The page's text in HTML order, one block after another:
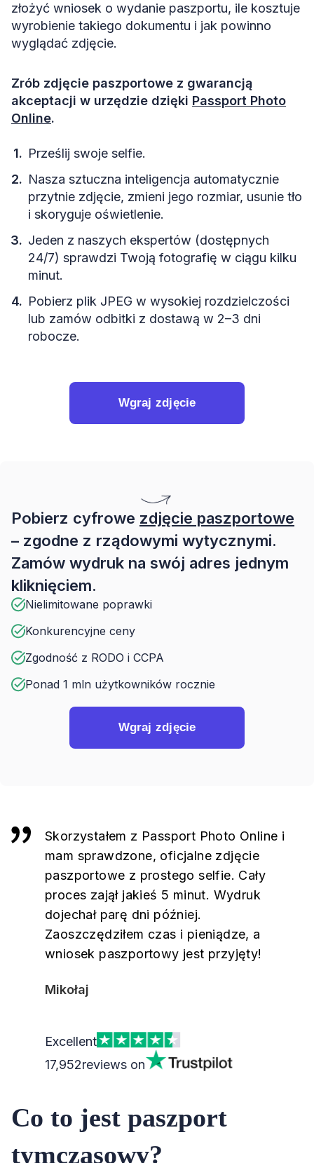
złożyć wniosek o wydanie paszportu, ile kosztuje
wyrobienie takiego dokumentu i jak powinno
wyglądać zdjęcie.
Zrób zdjęcie paszportowe z gwarancją
akceptacji w urzędzie dzięki Passport Photo
Online.
Prześlij swoje selfie.
Nasza sztuczna inteligencja automatycznie
przytnie zdjęcie, zmieni jego rozmiar, usunie tło
i skoryguje oświetlenie.
Jeden z naszych ekspertów (dostępnych
24/7) sprawdzi Twoją fotografię w ciągu kilku
minut.
Pobierz plik JPEG w wysokiej rozdzielczości
lub zamów odbitki z dostawą w 2–3 dni
robocze.
Wgraj zdjęcie
Pobierz cyfrowe zdjęcie paszportowe
– zgodne z rządowymi wytycznymi.
Zamów wydruk na swój adres jednym
kliknięciem.
Nielimitowane poprawki
Konkurencyjne ceny
Zgodność z RODO i CCPA
Ponad 1 mln użytkowników rocznie
Wgraj zdjęcie
Skorzystałem z Passport Photo Online i
mam sprawdzone, oficjalne zdjęcie
paszportowe z prostego selfie. Cały
proces zajął jakieś 5 minut. Wydruk
dojechał parę dni później.
Zaoszczędziłem czas i pieniądze, a
wniosek paszportowy jest przyjęty!
Mikołaj
Excellent
17,952reviews on
Co to jest paszport
tymczasowy?